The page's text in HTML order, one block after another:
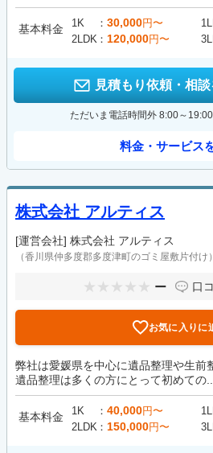
基本料金 1K 30,000円〜
2LDK
120,000円〜
見積もり依頼・相
ただいま電話時間外 8:00～19:00
料金・サービス
株式会社 アルティス
[運営会社] 株式会社 アルティス
（香川県仲多度郡多度津町のゴミ屋敷片付け）
ー 口
お気に入りに
弊社は愛媛県を中心に遺品整理や生前
遺品整理は多くの方にとって初めての...
基本料金 1K 40,000円〜
2LDK
150,000円〜